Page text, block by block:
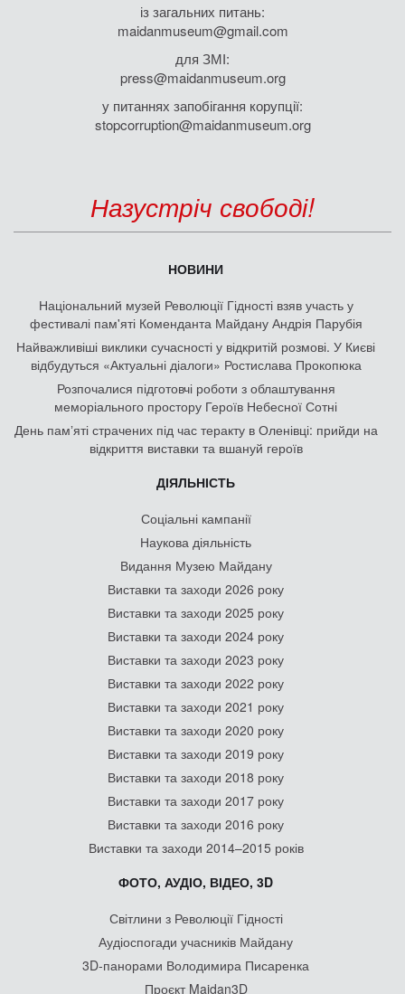
із загальних питань:
maidanmuseum@gmail.com
для ЗМІ:
press@maidanmuseum.org
у питаннях запобігання корупції:
stopcorruption@maidanmuseum.org
Назустріч свободі!
НОВИНИ
Національний музей Революції Гідності взяв участь у
фестивалі пам'яті Коменданта Майдану Андрія Парубія
Найважливіші виклики сучасності у відкритій розмові. У Києві
відбудуться «Актуальні діалоги» Ростислава Прокопюка
Розпочалися підготовчі роботи з облаштування
меморіального простору Героїв Небесної Сотні
День памʼяті страчених під час теракту в Оленівці: прийди на
відкриття виставки та вшануй героїв
ДІЯЛЬНІСТЬ
Соціальні кампанії
Наукова діяльність
Видання Музею Майдану
Виставки та заходи 2026 року
Виставки та заходи 2025 року
Виставки та заходи 2024 року
Виставки та заходи 2023 року
Виставки та заходи 2022 року
Виставки та заходи 2021 року
Виставки та заходи 2020 року
Виставки та заходи 2019 року
Виставки та заходи 2018 року
Виставки та заходи 2017 року
Виставки та заходи 2016 року
Виставки та заходи 2014–2015 років
ФОТО, АУДІО, ВІДЕО, 3D
Світлини з Революції Гідності
Аудіоспогади учасників Майдану
3D-панорами Володимира Писаренка
Проєкт Maidan3D